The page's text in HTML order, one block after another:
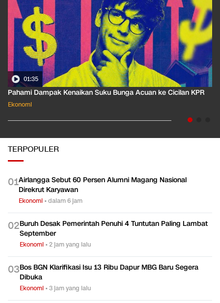
01:35
Pahami Dampak Kenaikan Suku Bunga Acuan ke Cicilan KPR
Ekonomi
TERPOPULER
01Airlangga Sebut 60 Persen Alumni Magang Nasional
Direkrut Karyawan
Ekonomi •dalam 6 jam
02Buruh Desak Pemerintah Penuhi 4 Tuntutan Paling Lambat
September
Ekonomi •2 jam yang lalu
03Bos BGN Klarifikasi Isu 13 Ribu Dapur MBG Baru Segera
Dibuka
Ekonomi •3 jam yang lalu